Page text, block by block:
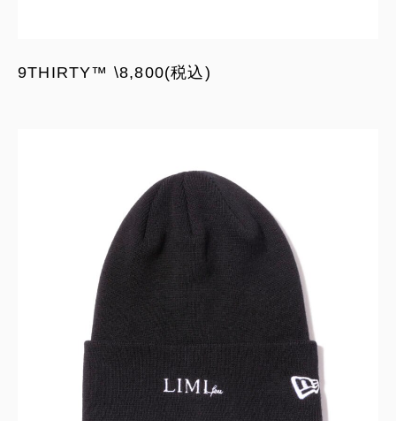
9THIRTY™ \8,800(税込)